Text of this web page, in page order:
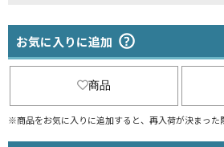
お気に入りに追加
商品
※商品をお気に入りに追加すると、再入荷が決まった